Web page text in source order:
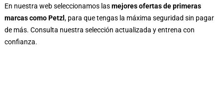
En nuestra web seleccionamos lasmejores ofertas de primeras
marcas como Petzl , para que tengas la máxima seguridad sin pagar
de más. Consulta nuestra selección actualizada y entrena con
confianza.